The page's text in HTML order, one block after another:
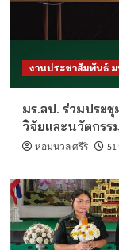
งานประชาสัมพันธ์
มร.ลป. ร่วมประ
วิจัยและนวัตกร
หอมนวล ศรีริ